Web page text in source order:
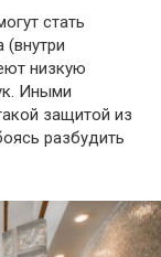
стать
(внутри
низкую
Иными
защитой из
разбудить